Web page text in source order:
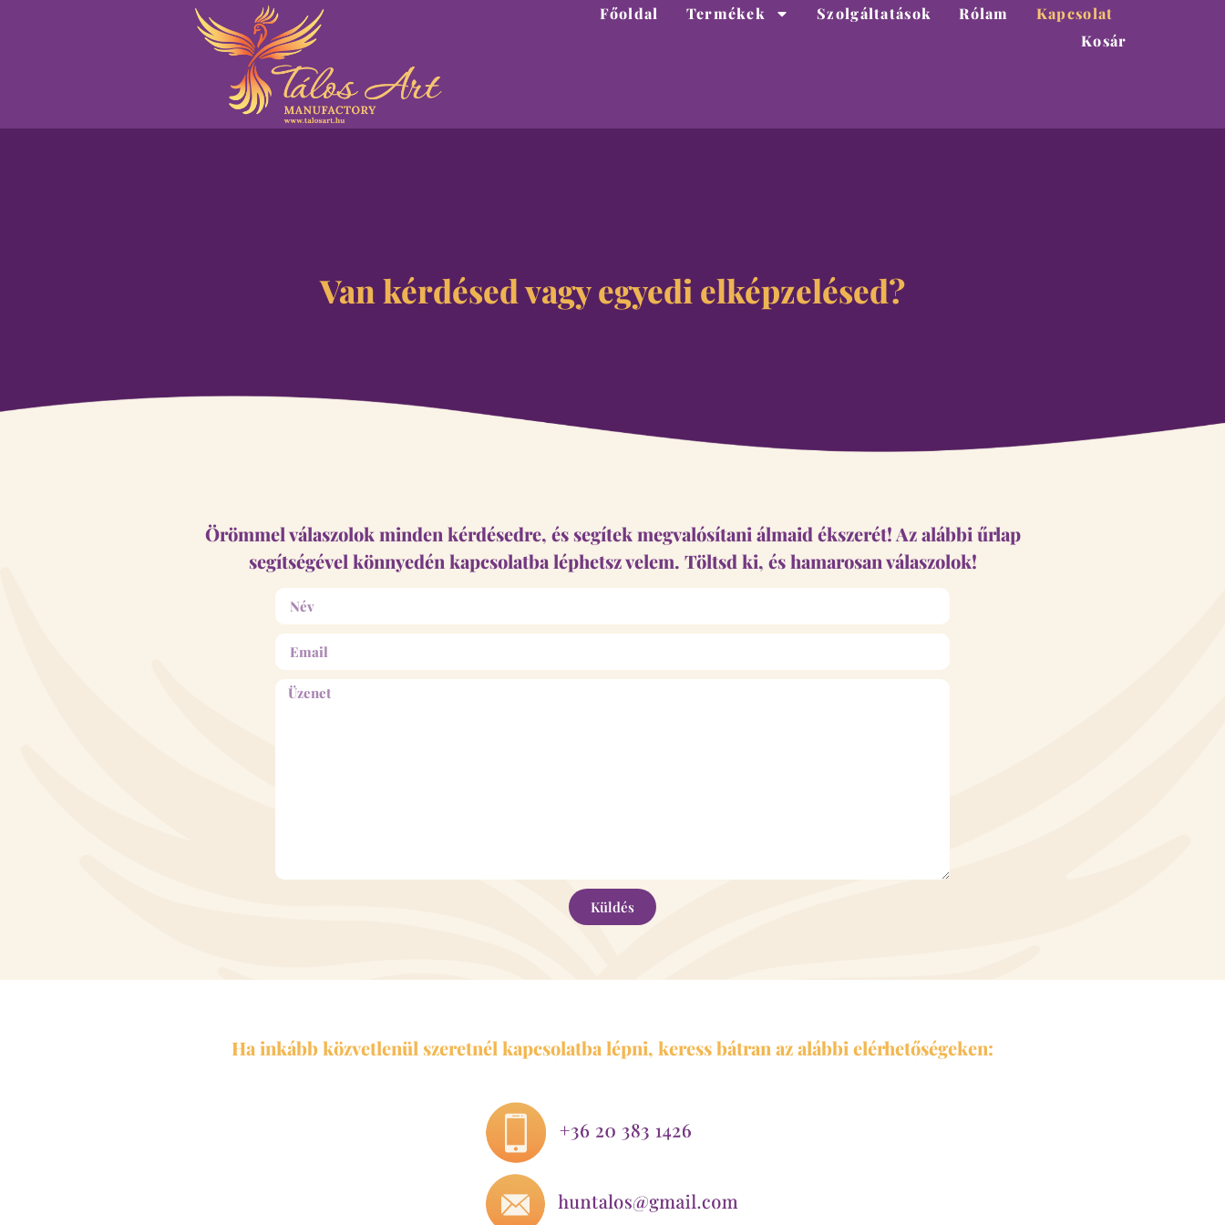
Főoldal Termékek Szolgáltatások Rólam
Kapcsolat
Kosár
Van kérdésed vagy egyedi elképzelésed?
Örömmel válaszolok minden kérdésedre, és segítek megvalósítani álmaid ékszerét! Az alábbi űrlap
segítségével könnyedén kapcsolatba léphetsz velem. Töltsd ki, és hamarosan válaszolok!
Küldés
Ha inkább közvetlenül szeretnél kapcsolatba lépni, keress bátran az alábbi elérhetőségeken: